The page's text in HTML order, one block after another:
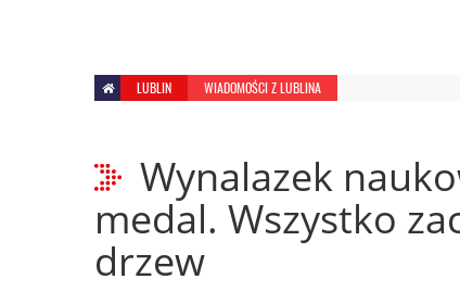
LUBLIN WIADOMOŚCI Z LUBLINA
Wynalazek
medal. Wszystko
drzew